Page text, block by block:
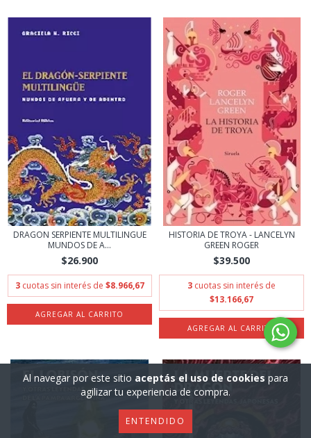
Al navegar por este sitio aceptás el uso de cookies para
agilizar tu experiencia de compra.
ENTENDIDO
DRAGON SERPIENTE MULTILINGUE
MUNDOS DE A...
$26.900
3 cuotas sin interés de $8.966,67
HISTORIA DE TROYA - LANCELYN
GREEN ROGER
$39.500
3 cuotas sin interés de
$13.166,67